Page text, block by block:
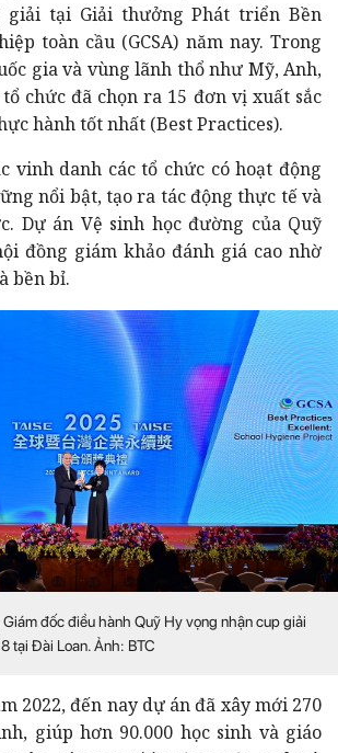
giải tại Giải thưởng Phát triển Bền
toàn cầu (GCSA) năm nay. Trong
gia và vùng lãnh thổ như Mỹ, Anh,
tổ chức đã chọn ra 15 đơn vị xuất sắc
hành tốt nhất (Best Practices).
vinh danh các tổ chức có hoạt động
nổi bật, tạo ra tác động thực tế và
Dự án Vệ sinh học đường của Quỹ
đồng giám khảo đánh giá cao nhờ
bền bỉ.
đốc điều hành Quỹ Hy vọng nhận cup giải
tại Đài Loan. Ảnh: BTC
2022, đến nay dự án đã xây mới 270
giúp hơn 90.000 học sinh và giáo